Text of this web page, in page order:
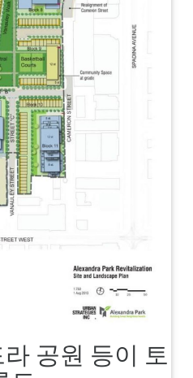
공원 등이 토